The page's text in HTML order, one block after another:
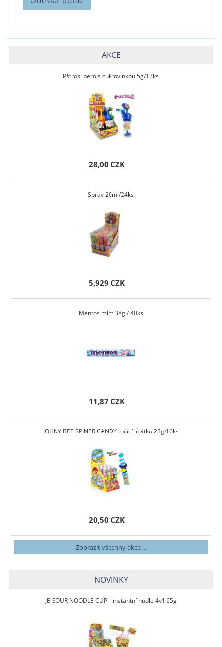
AKCE
Pštrosí pero s cukrovinkou 5g/12ks
28,00 CZK
Spray 20ml/24ks
5,929 CZK
Mentos mint 38g / 40ks
11,87 CZK
JOHNY BEE SPINER CANDY točící lízátko 23g/16ks
20,50 CZK
Zobrazit všechny akce ...
NOVINKY
JB SOUR NOODLE CUP – instantní nudle 4v1 65g